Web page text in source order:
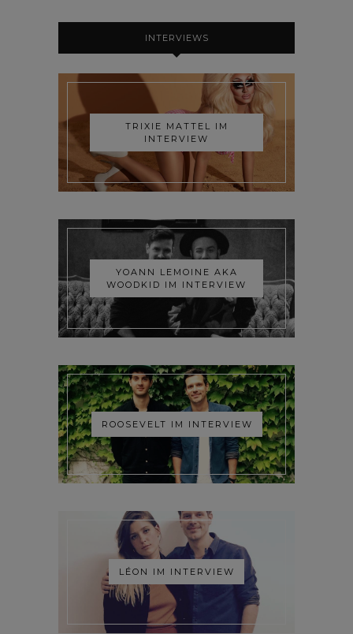
INTERVIEWS
TRIXIE MATTEL IM
INTERVIEW
YOANN LEMOINE AKA
WOODKID IM INTERVIEW
ROOSEVELT IM INTERVIEW
LÉON IM INTERVIEW